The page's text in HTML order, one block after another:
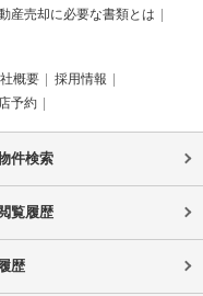
産売却に必要な書類とは
概要
採用情報
予約
件検索
覧履歴
歴